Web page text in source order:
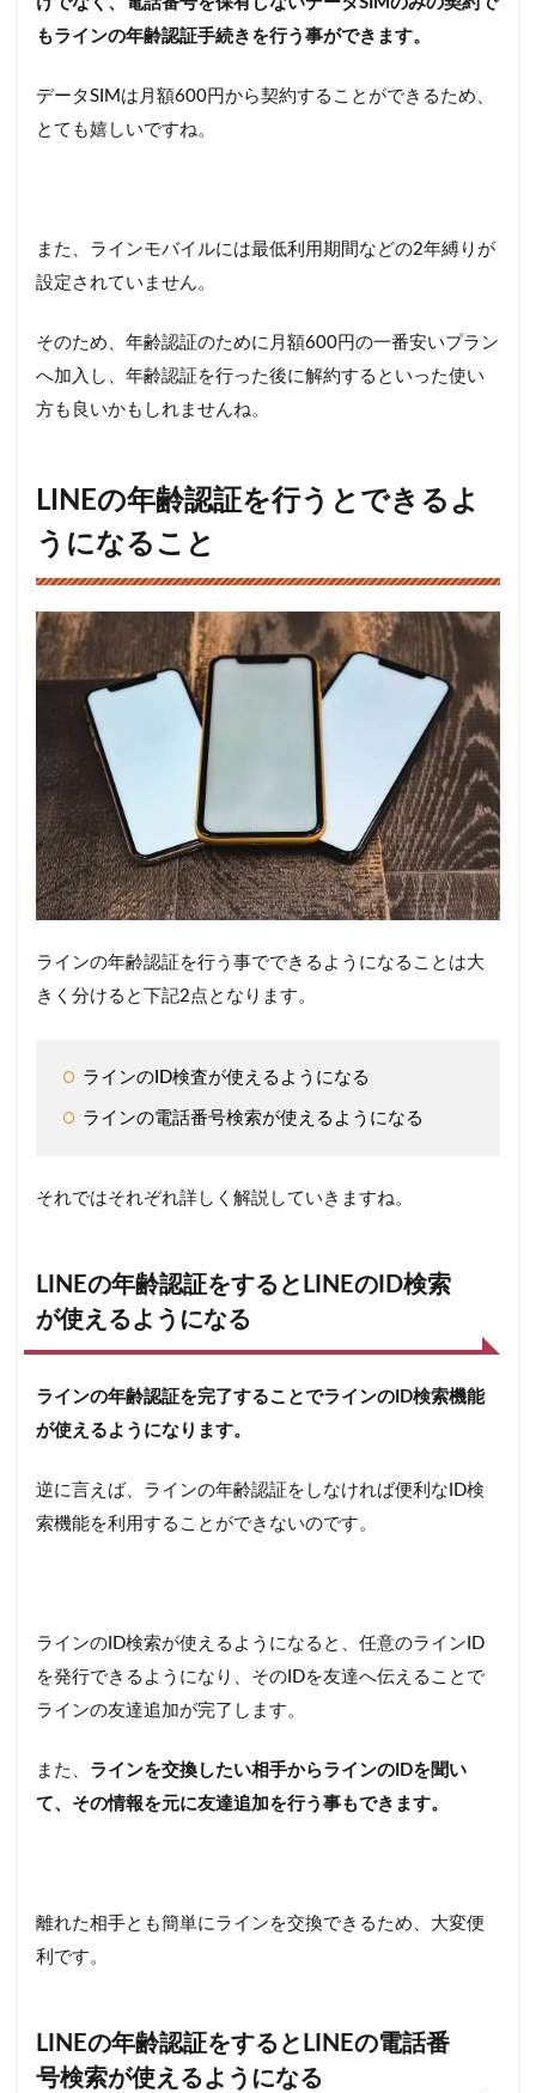
のID
検索
携帯
電話
SoftBank
のサブ
バイ
ル」
7.2
SoftBank
などの
「大手キ
ャリア」
LINE
のID
検索
は使
えた
方が
ど、
使え
なく
ても
なん
とか
さ！
もラインの年齢認証手続きを行う事ができます。
データSIMは月額600円から契約することができるため、
とても嬉しいですね。
また、ラインモバイルには最低利用期間などの2年縛りが
設定されていません。
そのため、年齢認証のために月額600円の一番安いプラン
へ加入し、年齢認証を行った後に解約するといった使い
方も良いかもしれませんね。
LINEの年齢認証を行うとできるよ
うになること
ラインの年齢認証を行う事でできるようになることは大
きく分けると下記2点となります。
ラインのID検査が使えるようになる
ラインの電話番号検索が使えるようになる
それではそれぞれ詳しく解説していきますね。
LINEの年齢認証をするとLINEのID検索
が使えるようになる
ラインの年齢認証を完了することでラインのID検索機能
が使えるようになります。
逆に言えば、ラインの年齢認証をしなければ便利なID検
索機能を利用することができないのです。
ラインのID検索が使えるようになると、任意のラインID
を発行できるようになり、そのIDを友達へ伝えることで
ラインの友達追加が完了します。
また、 ラインを交換したい相手からラインのIDを聞い
て、その情報を元に友達追加を行う事もできます。
離れた相手とも簡単にラインを交換できるため、大変便
利です。
LINEの年齢認証をするとLINEの電話番
号検索が使えるようになる